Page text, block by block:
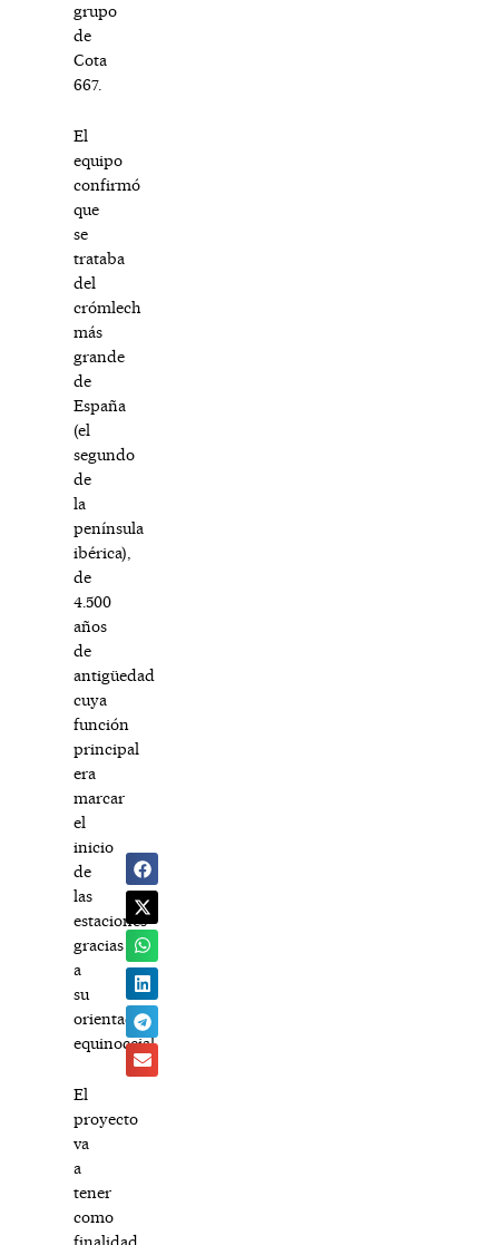
grupo
de
Cota
667.
El
equipo
confirmó
que
se
trataba
del
crómlech
más
grande
de
España
(el
segundo
de
la
península
ibérica),
de
4.500
años
de
antigüedad
cuya
función
principal
era
marcar
el
inicio
de
las
estaciones
gracias
a
su
orientación
equinoccial.
El
proyecto
va
a
tener
como
finalidad